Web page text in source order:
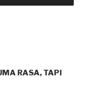
RASA, TAPI